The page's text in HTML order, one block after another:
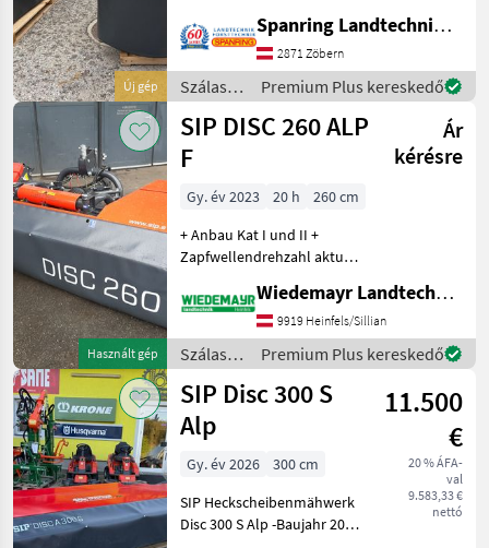
Új gép
95m ✅495kg Gewicht ✅7
Mähscheiben mit 14
Mähklingen ✅40-70 mm
Schnitthöhe möglich ✅1,
20-2, 20m Sc
Spanring Landtechnik Gmbh
2871 Zöbern
Szálastakarmány
betakarítók
/ SIP
Premium Plus kereskedő
Használt gép
SIP DISC 260 ALP
F
Ár
kérésre
Gy. év 2023 20 h
260 cm
+ Anbau Kat I und II +
Zapfwellendrehzahl aktuell
1/min + Federschutz
Anfahrsicherung +
Klingenschnellwechsler +
hochklappbare Steinschutz
Wiedemayr Landtechnik GmbH
9919 Heinfels/Sillian
Szálastakarmány
betakarítók
/ SIP
Premium Plus kereskedő
SIP Disc 300 S
Alp
11.500
€
20 % ÁFA-
val
9.583,33 €
nettó
Gy. év 2026
300 cm
SIP Heckscheibenmähwerk
Disc 300 S Alp -Baujahr 2026